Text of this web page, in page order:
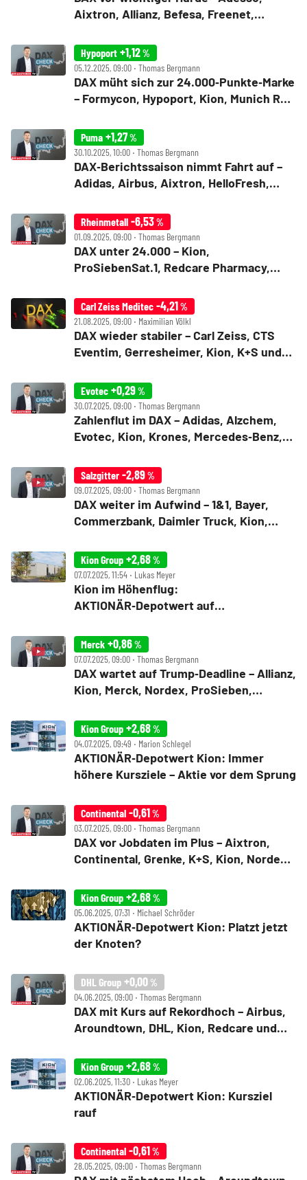
Aixtron, Allianz, Befesa, Freenet,
Hypoport +1,12%
05.12.2025, 09:00 ‧ Thomas Bergmann
DAX müht sich zur 24.000‑Punkte‑Marke
– Formycon, Hypoport, Kion, Munich Re,
Check
Puma +1,27%
30.10.2025, 10:00 ‧ Thomas Bergmann
DAX‑Berichtssaison nimmt Fahrt auf –
Adidas, Airbus, Aixtron, HelloFresh,
im Check
Rheinmetall -6,53%
01.09.2025, 09:00 ‧ Thomas Bergmann
DAX unter 24.000 – Kion,
ProSiebenSat.1, Redcare Pharmacy,
im Check
Carl Zeiss Meditec -4,21%
21.08.2025, 09:00 ‧ Maximilian Völkl
DAX wieder stabiler – Carl Zeiss, CTS
Eventim, Gerresheimer, Kion, K+S und
Evotec +0,29%
30.07.2025, 09:00 ‧ Thomas Bergmann
Zahlenflut im DAX – Adidas, Alzchem,
Evotec, Kion, Krones, Mercedes‑Benz,
im Check
Salzgitter -2,89%
09.07.2025, 09:00 ‧ Thomas Bergmann
DAX weiter im Aufwind – 1&1, Bayer,
Commerzbank, Daimler Truck, Kion,
Check
Kion Group +2,68%
07.07.2025, 11:54 ‧ Lukas Meyer
Kion im Höhenflug:
AKTIONÄR‑Depotwert auf
Merck +0,86%
07.07.2025, 09:00 ‧ Thomas Bergmann
DAX wartet auf Trump‑Deadline – Allianz,
Kion, Merck, Nordex, ProSieben,
Kion Group +2,68%
04.07.2025, 09:49 ‧ Marion Schlegel
AKTIONÄR‑Depotwert Kion: Immer
höhere Kursziele – Aktie vor dem Sprung
Continental -0,61%
03.07.2025, 09:00 ‧ Thomas Bergmann
DAX vor Jobdaten im Plus – Aixtron,
Continental, Grenke, K+S, Kion, Nordex,
Kion Group +2,68%
05.06.2025, 07:31 ‧ Michael Schröder
AKTIONÄR‑Depotwert Kion: Platzt jetzt
der Knoten?
DHL Group +0,00 %
04.06.2025, 09:00 ‧ Thomas Bergmann
DAX mit Kurs auf Rekordhoch – Airbus,
Aroundtown, DHL, Kion, Redcare und
Kion Group +2,68%
02.06.2025, 11:30 ‧ Lukas Meyer
AKTIONÄR‑Depotwert Kion: Kursziel
rauf
Continental -0,61%
28.05.2025, 09:00 ‧ Thomas Bergmann